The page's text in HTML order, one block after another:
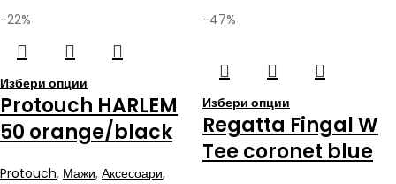
-22%
Избери опции
Protouch HARLEM
50 orange/black
Protouch, Мажи, Аксесоари,
-47%
Избери опции
Regatta Fingal W
Tee coronet blue